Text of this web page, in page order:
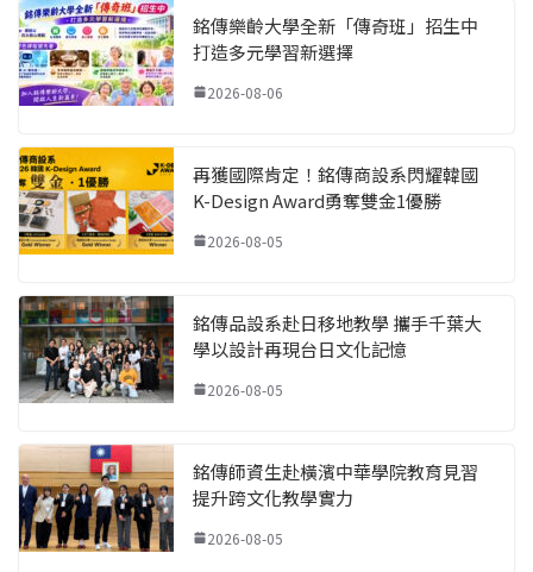
銘傳樂齡大學全新「傳奇班」招生中
打造多元學習新選擇
2026-08-06
再獲國際肯定！銘傳商設系閃耀韓國
K-Design Award勇奪雙金1優勝
2026-08-05
銘傳品設系赴日移地教學 攜手千葉大
學以設計再現台日文化記憶
2026-08-05
銘傳師資生赴橫濱中華學院教育見習
提升跨文化教學實力
2026-08-05